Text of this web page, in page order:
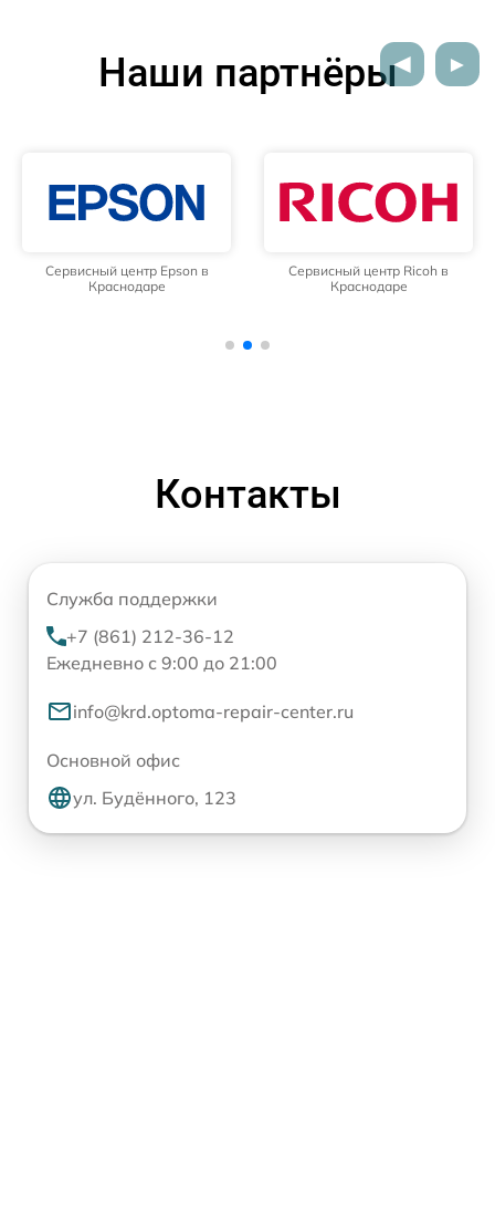
Наши партнёры
Сервисный центр Epson в
Краснодаре
Сервисный центр Ricoh в
Краснодаре
Контакты
Служба поддержки
+7 (861) 212-36-12
Ежедневно с 9:00 до 21:00
info@krd.optoma-repair-center.ru
Основной офис
ул. Будённого, 123